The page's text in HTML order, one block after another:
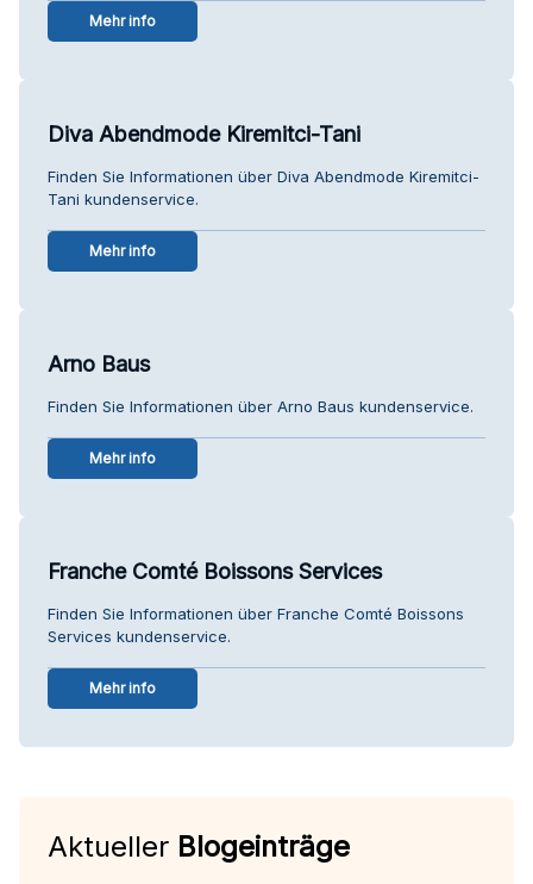
Mehr info
Diva Abendmode Kiremitci-Tani
Finden Sie Informationen über Diva Abendmode Kiremitci-
Tani kundenservice.
Mehr info
Arno Baus
Finden Sie Informationen über Arno Baus kundenservice.
Mehr info
Franche Comté Boissons Services
Finden Sie Informationen über Franche Comté Boissons
Services kundenservice.
Mehr info
Aktueller Blogeinträge